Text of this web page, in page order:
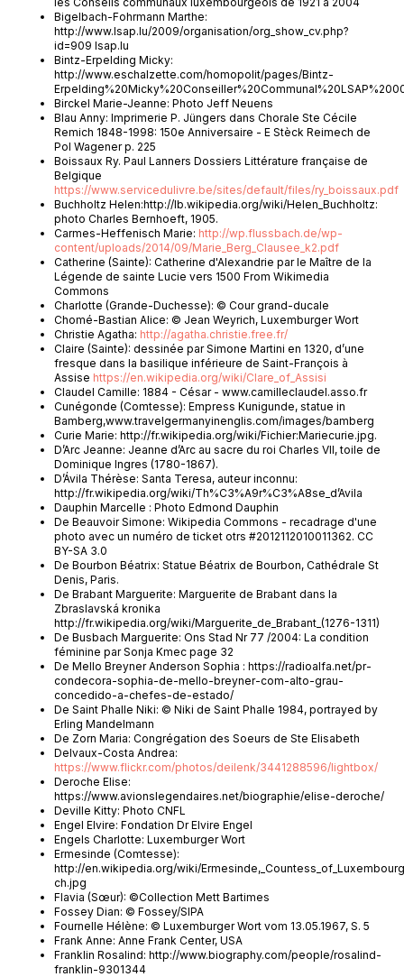
Bigelbach-Fohrmann Marthe:
http://www.lsap.lu/2009/organisation/org_show_cv.php?
id=909 lsap.lu
Bintz-Erpelding Micky:
http://www.eschalzette.com/homopolit/pages/Bintz-
Birckel Marie-Jeanne: Photo Jeff Neuens
Blau Anny: Imprimerie P. Jüngers dans Chorale Ste Cécile
Remich 1848-1998: 150e Anniversaire - E Stèck Reimech de
Pol Wagener p. 225
Boissaux Ry. Paul Lanners Dossiers Littérature française de
Belgique
https://www.servicedulivre.be/sites/default/files/ry_boissaux.pdf
Buchholtz Helen:http://lb.wikipedia.org/wiki/Helen_Buchholtz:
photo Charles Bernhoeft, 1905.
Carmes-Heffenisch Marie: http://wp.flussbach.de/wp-
content/uploads/2014/09/Marie_Berg_Clausee_k2.pdf
Catherine (Sainte): Catherine d'Alexandrie par le Maître de la
Légende de sainte Lucie vers 1500 From Wikimedia
Commons
Charlotte (Grande-Duchesse): © Cour grand-ducale
Chomé-Bastian Alice: © Jean Weyrich, Luxemburger Wort
Christie Agatha: http://agatha.christie.free.fr/
Claire (Sainte): dessinée par Simone Martini en 1320, d’une
fresque dans la basilique inférieure de Saint-François à
Assise https://en.wikipedia.org/wiki/Clare_of_Assisi
Claudel Camille: 1884 - César - www.camilleclaudel.asso.fr
Cunégonde (Comtesse): Empress Kunigunde, statue in
Bamberg,www.travelgermanyinenglis.com/images/bamberg
Curie Marie: http://fr.wikipedia.org/wiki/Fichier:Mariecurie.jpg.
D’Arc Jeanne: Jeanne d’Arc au sacre du roi Charles VII, toile de
Dominique Ingres (1780-1867).
D’Ávila Thérèse: Santa Teresa, auteur inconnu:
http://fr.wikipedia.org/wiki/Th%C3%A9r%C3%A8se_d’Avila
Dauphin Marcelle : Photo Edmond Dauphin
De Beauvoir Simone: Wikipedia Commons - recadrage d'une
photo avec un numéro de ticket otrs #2012112010011362. CC
BY-SA 3.0
De Bourbon Béatrix: Statue Béatrix de Bourbon, Cathédrale St
Denis, Paris.
De Brabant Marguerite: Marguerite de Brabant dans la
Zbraslavská kronika
http://fr.wikipedia.org/wiki/Marguerite_de_Brabant_(1276-1311)
De Busbach Marguerite: Ons Stad Nr 77 /2004: La condition
féminine par Sonja Kmec page 32
De Mello Breyner Anderson Sophia : https://radioalfa.net/pr-
condecora-sophia-de-mello-breyner-com-alto-grau-
concedido-a-chefes-de-estado/
De Saint Phalle Niki: © Niki de Saint Phalle 1984, portrayed by
Erling Mandelmann
De Zorn Maria: Congrégation des Soeurs de Ste Elisabeth
Delvaux-Costa Andrea:
https://www.flickr.com/photos/deilenk/3441288596/lightbox/
Deroche Elise:
https://www.avionslegendaires.net/biographie/elise-deroche/
Deville Kitty: Photo CNFL
Engel Elvire: Fondation Dr Elvire Engel
Engels Charlotte: Luxemburger Wort
Ermesinde (Comtesse):
http://en.wikipedia.org/wiki/
ch.jpg
Flavia (Sœur): ©Collection Mett Bartimes
Fossey Dian: © Fossey/SIPA
Fournelle Hélène: © Luxemburger Wort vom 13.05.1967, S. 5
Frank Anne: Anne Frank Center, USA
Franklin Rosalind: http://www.biography.com/people/rosalind-
franklin-9301344